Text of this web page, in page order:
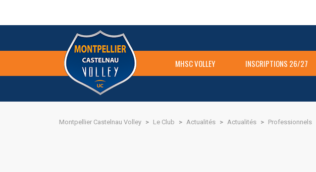
MHSC VOLLEY INSCRIPTIONS 26/27
Montpellier Castelnau Volley > Le Club > Actualités > Actualités > Professionnels